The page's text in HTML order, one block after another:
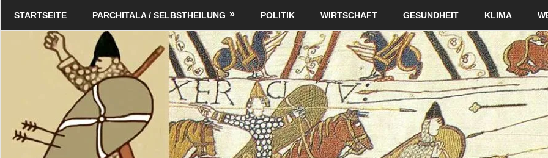
Schildverlag
STARTSEITE PARCHITALA / SELBSTHEILUNG POLITIK WIRTSCHAFT GESUNDHEIT KLIMA